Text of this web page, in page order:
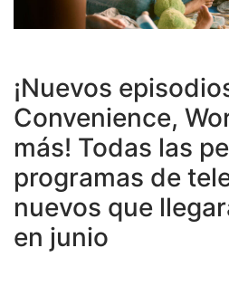
¡Nuevos
Convenience,
más! Todas las
programas de
nuevos que
en junio